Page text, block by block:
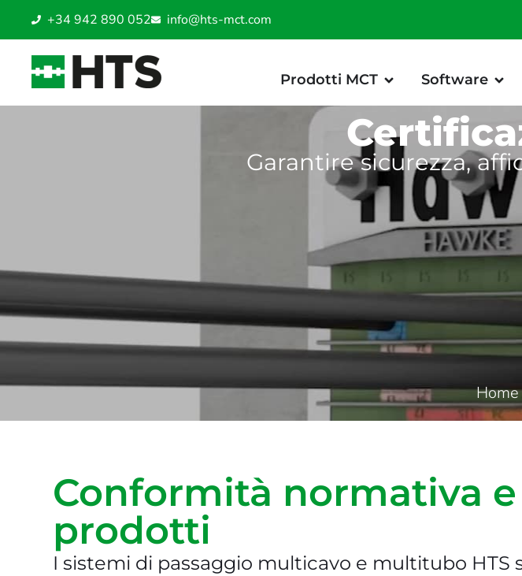
+34 942 890 052 info@hts-mct.com
Prodotti MCT Software
Garantire sicurezza,
Home
Conformità normativa
prodotti
I sistemi di passaggio multicavo e multitubo